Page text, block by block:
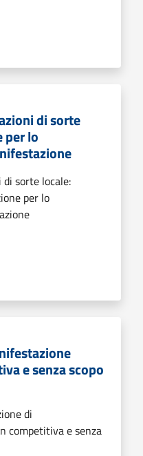
di sorte
per lo
sorte locale:
per lo
e senza scopo
di
competitiva e senza